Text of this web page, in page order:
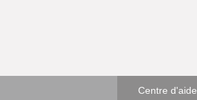
Centre d'aide